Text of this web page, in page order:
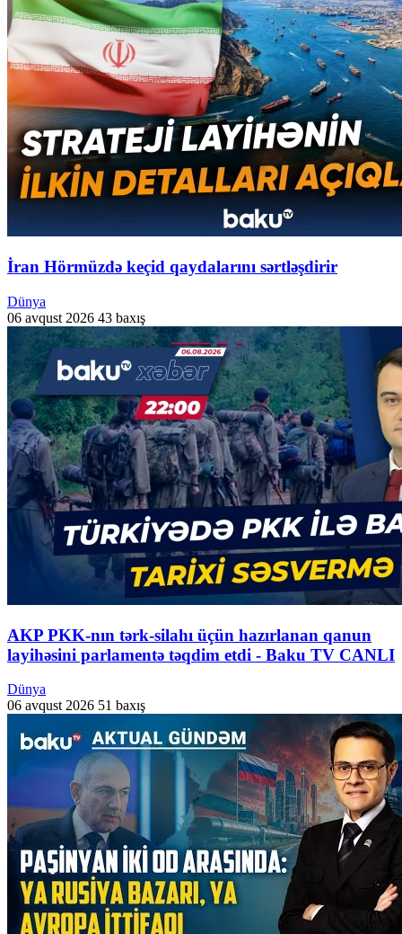
İran Hörmüzdə keçid qaydalarını sərtləşdirir
Dünya
06 avqust 2026 43 baxış
AKP PKK-nın tərk-silahı üçün hazırlanan qanun
layihəsini parlamentə təqdim etdi - Baku TV CANLI
Dünya
06 avqust 2026 51 baxış